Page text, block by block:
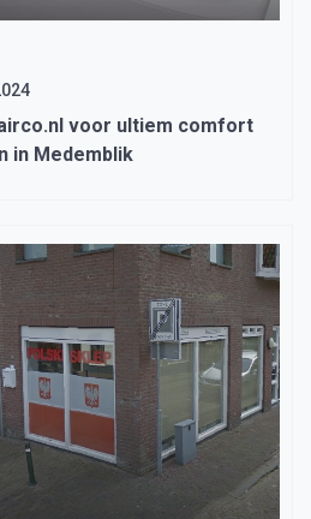
voor ultiem comfort
in Medemblik